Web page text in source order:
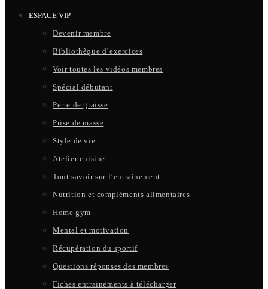
ESPACE VIP
Devenir membre
Bibliothèque d’exercices
Voir toutes les vidéos membres
Spécial débutant
Perte de graisse
Prise de masse
Style de vie
Atelier cuisine
Tout savoir sur l’entrainement
Nutrition et compléments alimentaires
Home gym
Mental et motivation
Récupération du sportif
Questions réponses des membres
Fiches entrainements à télécharger